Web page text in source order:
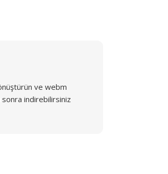
ve webm
sonra indirebilirsiniz